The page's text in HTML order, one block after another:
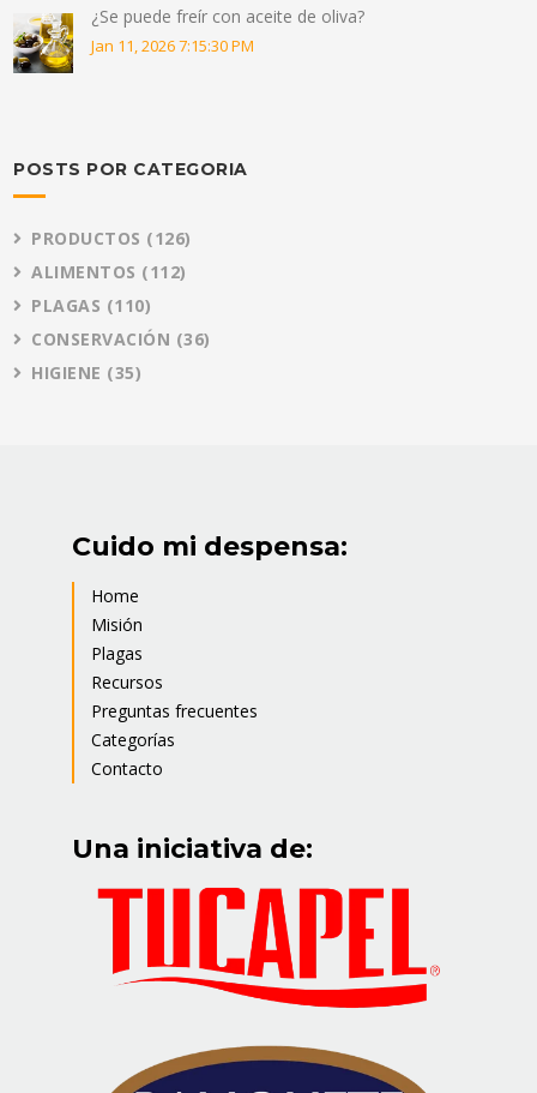
¿Se puede freír con aceite de oliva?
Jan 11, 2026 7:15:30 PM
POSTS POR CATEGORIA
PRODUCTOS (126)
ALIMENTOS (112)
PLAGAS (110)
CONSERVACIÓN (36)
HIGIENE (35)
Cuido mi despensa:
Home
Misión
Plagas
Recursos
Preguntas frecuentes
Categorías
Contacto
Una iniciativa de: